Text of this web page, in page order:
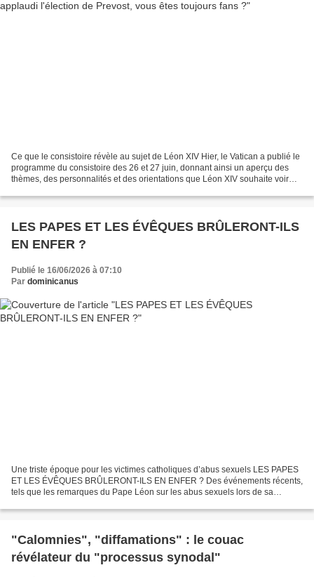
Ce que le consistoire révèle au sujet de Léon XIV Hier, le Vatican a publié le
programme du consistoire des 26 et 27 juin, donnant ainsi un aperçu des
thèmes, des personnalités et des orientations que Léon XIV souhaite voir
LES PAPES ET LES ÉVÊQUES BRÛLERONT-ILS
EN ENFER ?
Publié le 16/06/2026 à 07:10
Par dominicanus
Une triste époque pour les victimes catholiques d’abus sexuels LES PAPES
ET LES ÉVÊQUES BRÛLERONT-ILS EN ENFER ? Des événements récents,
tels que les remarques du Pape Léon sur les abus sexuels lors de sa
"Calomnies", "diffamations" : le couac
révélateur du "processus synodal"